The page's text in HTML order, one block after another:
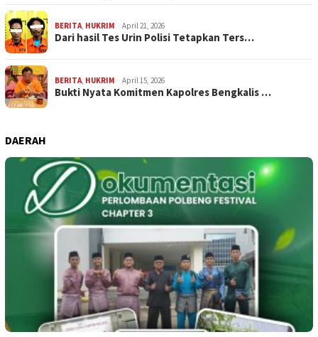
BERITA, HUKRIM April 21, 2026
Dari hasil Tes Urin Polisi Tetapkan Ters…
BERITA, HUKRIM April 15, 2026
Bukti Nyata Komitmen Kapolres Bengkalis …
DAERAH